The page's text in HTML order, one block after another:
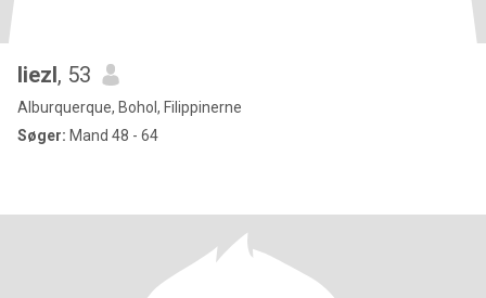
liezl, 53
Alburquerque, Bohol, Filippinerne
Søger: Mand 48 - 64